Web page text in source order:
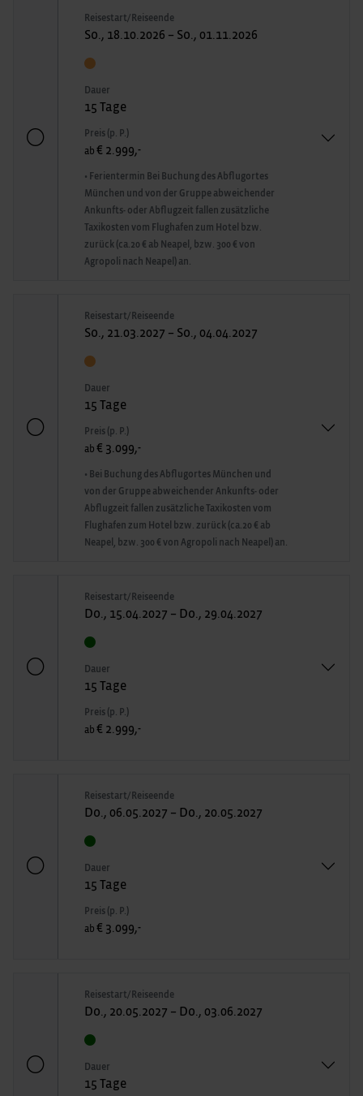
Reisestart/Reiseende
So., 18.10.2026 – So., 01.11.2026
Dauer
15 Tage
Preis (p. P.)
ab € 2.999,-
• Ferientermin Bei Buchung des Abflugortes
München und von der Gruppe abweichender
Ankunfts- oder Abflugzeit fallen zusätzliche
Taxikosten vom Flughafen zum Hotel bzw.
zurück (ca.20 € ab Neapel, bzw. 300 € von
Agropoli nach Neapel) an.
Reisestart/Reiseende
So., 21.03.2027 – So., 04.04.2027
Dauer
15 Tage
Preis (p. P.)
ab € 3.099,-
• Bei Buchung des Abflugortes München und
von der Gruppe abweichender Ankunfts- oder
Abflugzeit fallen zusätzliche Taxikosten vom
Flughafen zum Hotel bzw. zurück (ca.20 € ab
Neapel, bzw. 300 € von Agropoli nach Neapel) an.
Reisestart/Reiseende
Do., 15.04.2027 – Do., 29.04.2027
Dauer
15 Tage
Preis (p. P.)
ab € 2.999,-
Reisestart/Reiseende
Do., 06.05.2027 – Do., 20.05.2027
Dauer
15 Tage
Preis (p. P.)
ab € 3.099,-
Reisestart/Reiseende
Do., 20.05.2027 – Do., 03.06.2027
Dauer
15 Tage